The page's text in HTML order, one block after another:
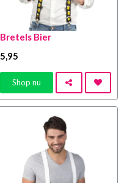
Bretels Bier
5 ,95
Shop nu